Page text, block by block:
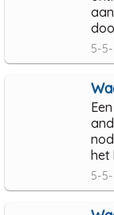
5-5-
het
5-